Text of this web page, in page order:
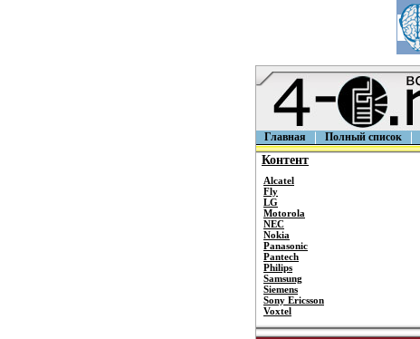
Главная Полный список
Контент
Alcatel
Fly
LG
Motorola
NEC
Nokia
Panasonic
Pantech
Philips
Samsung
Siemens
Sony Ericsson
Voxtel